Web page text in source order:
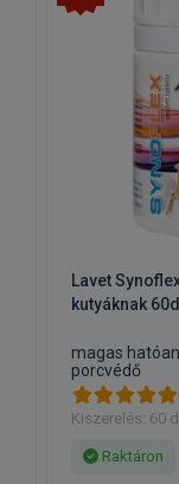
Lavet
kutyáknak
magas
porcvédő
Kiszerelés: 60
Raktáron